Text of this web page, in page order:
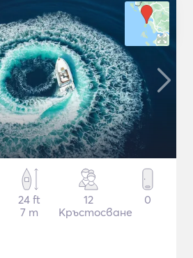
24 ft
7 m
12
Кръстосване
0